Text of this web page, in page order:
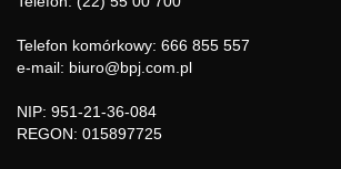
Telefon komórkowy: 666 855 557
e-mail: biuro@bpj.com.pl
NIP: 951-21-36-084
REGON: 015897725